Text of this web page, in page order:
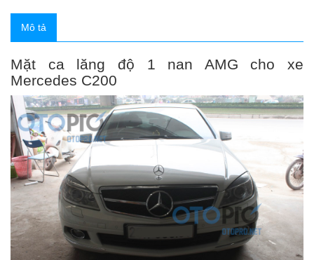
Mô tả
Mặt ca lăng độ 1 nan AMG cho xe
Mercedes C200